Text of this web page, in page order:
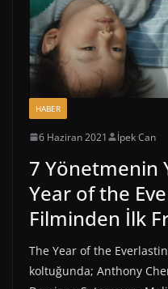
HABER
6 Haziran 2021 İpek Can
7 Yönetmenin
Year of the
Filminden İlk
The Year of the
koltuğunda; Anthony